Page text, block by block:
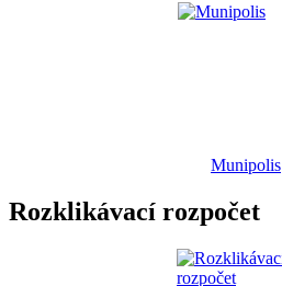
Munipolis
Rozklikávací rozpočet